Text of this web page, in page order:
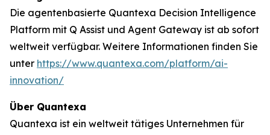
Die agentenbasierte Quantexa Decision Intelligence
Platform mit Q Assist und Agent Gateway ist ab sofort
weltweit verfügbar. Weitere Informationen finden Sie
unter https://www.quantexa.com/platform/ai-
innovation/
Über Quantexa
Quantexa ist ein weltweit tätiges Unternehmen für